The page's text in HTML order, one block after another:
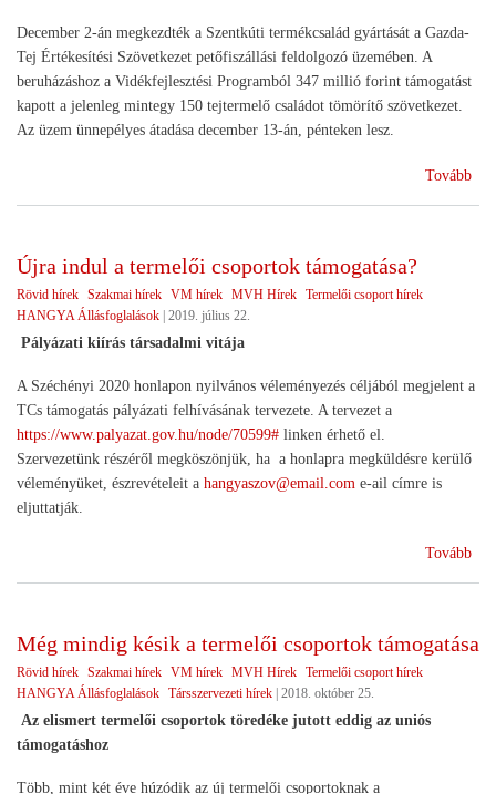
December 2-án megkezdték a Szentkúti termékcsalád gyártását a Gazda-
Tej Értékesítési Szövetkezet petőfiszállási feldolgozó üzemében. A
beruházáshoz a Vidékfejlesztési Programból 347 millió forint támogatást
kapott a jelenleg mintegy 150 tejtermelő családot tömörítő szövetkezet.
Az üzem ünnepélyes átadása december 13-án, pénteken lesz.
Tovább
Újra indul a termelői csoportok támogatása?
Rövid hírek Szakmai hírek VM hírek MVH Hírek Termelői csoport hírek
HANGYA Állásfoglalások 2019. július 22.
Pályázati kiírás társadalmi vitája
A Széchényi 2020 honlapon nyilvános véleményezés céljából megjelent a
TCs támogatás pályázati felhívásának tervezete. A tervezet a
https://www.palyazat.gov.hu/node/70599# linken érhető el.
Szervezetünk részéről megköszönjük, ha a honlapra megküldésre kerülő
véleményüket, észrevételeit a hangyaszov@email.com e-ail címre is
eljuttatják.
Tovább
Még mindig késik a termelői csoportok támogatása
Rövid hírek Szakmai hírek VM hírek MVH Hírek Termelői csoport hírek
HANGYA Állásfoglalások Társszervezeti hírek | 2018. október 25.
Az elismert termelői csoportok töredéke jutott eddig az uniós
támogatáshoz
Több, mint két éve húzódik az új termelői csoportoknak a